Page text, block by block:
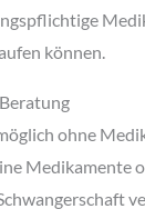
können.
ohne
Medikamente